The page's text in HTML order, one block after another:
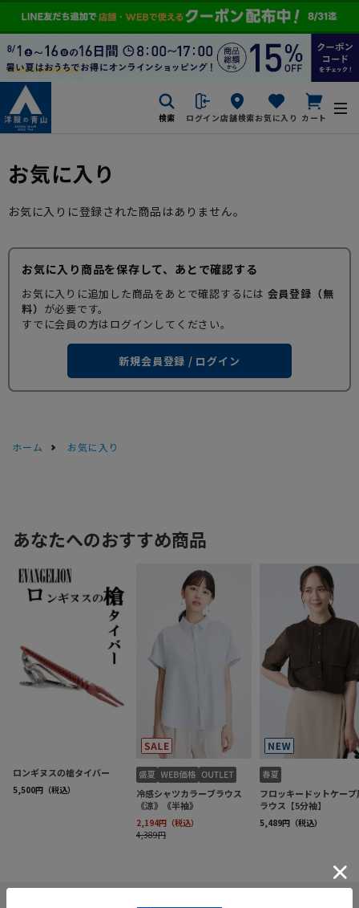
検索 ログイン店舗検索お気に入り カート
お気に入り
お気に入りに登録された商品はありません。
お気に入り商品を保存して、あとで確認する
お気に入りに追加した商品をあとで確認するには 会員登録（無
料） が必要です。
すでに会員の方はログインしてください。
新規会員登録 / ログイン
ホーム お気に入り